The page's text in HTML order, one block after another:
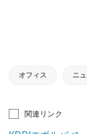
オフィス ニ
関連リンク